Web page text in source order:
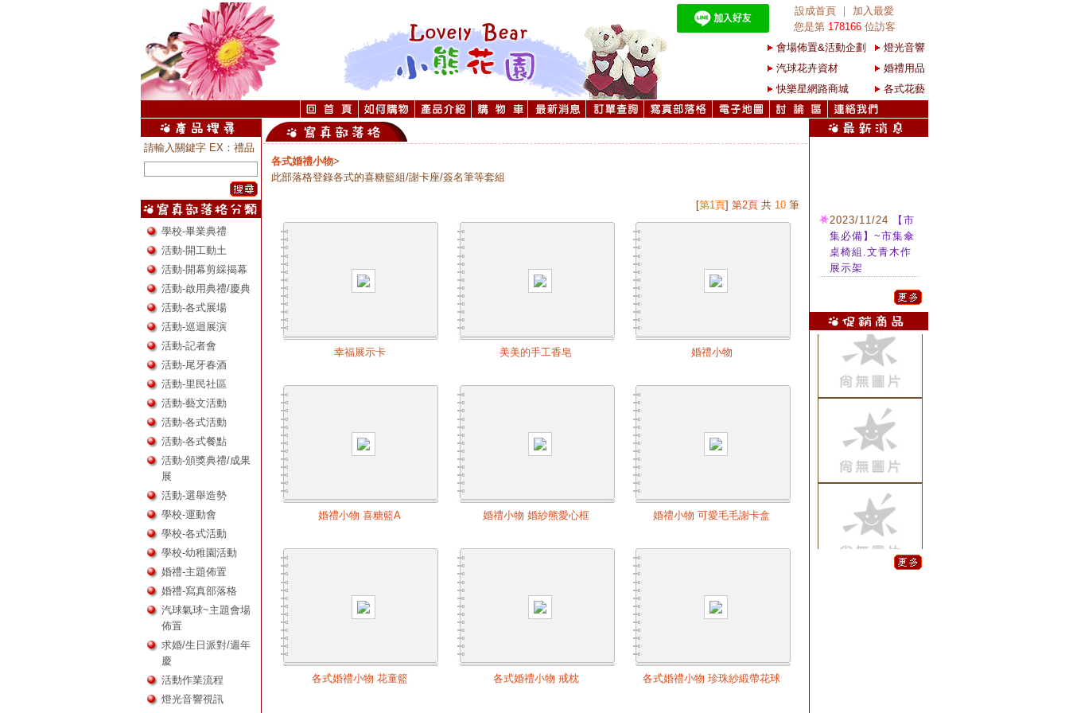
設成首頁 ｜
加入最愛
您是第 178166位訪客
會場佈置&活動企劃
燈光音響
汽球花卉資材
婚禮用品
快樂星網路商城
各式花藝
請輸入關鍵字 EX：禮品
學校-畢業典禮
活動-開工動土
活動-開幕剪綵揭幕
活動-啟用典禮/慶典
活動-各式展場
活動-巡迴展演
活動-記者會
活動-尾牙春酒
活動-里民社區
活動-藝文活動
活動-各式活動
活動-各式餐點
活動-頒獎典禮/成果
展
活動-選舉造勢
學校-運動會
學校-各式活動
學校-幼稚園活動
婚禮-主題佈置
婚禮-寫真部落格
汽球氣球~主題會場
佈置
求婚/生日派對/週年
慶
活動作業流程
燈光音響視訊
各式婚禮小物>
此部落格登錄各式的喜糖籃組/謝卡座/簽名筆等套組
[第1頁] 第2頁 共 10 筆
幸福展示卡 美美的手工香皂 婚禮小物
婚禮小物 喜糖籃A 婚禮小物 婚紗熊愛心框 婚禮小物 可愛毛毛謝卡盒
各式婚禮小物 花童籃 各式婚禮小物 戒枕 各式婚禮小物 珍珠紗緞帶花球
2023/11/24
【市
集必備】~市集傘
桌椅組.文青木作
展示架
商務
雷射投影機 租用/
施工
2022/04/16
說明會.音響.投影.
桌椅等活動設備租
用
2021/12/13流金
沙啟動台/主題顯
字 歡迎洽詢
2019/11/18
盒開箱儀式/禮物
箱空飄氣球特效
歡迎洽詢
快樂